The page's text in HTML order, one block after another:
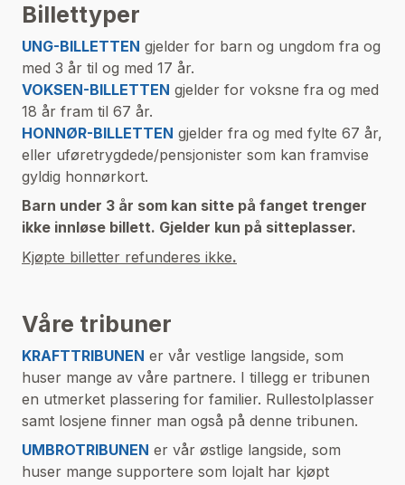
Billettyper
UNG-BILLETTEN gjelder for barn og ungdom fra og
med 3 år til og med 17 år.
VOKSEN-BILLETTEN gjelder for voksne fra og med
18 år fram til 67 år.
HONNØR-BILLETTEN gjelder fra og med fylte 67 år,
eller uføretrygdede/pensjonister som kan framvise
gyldig honnørkort.
Barn under 3 år som kan sitte på fanget trenger
ikke innløse billett. Gjelder kun på sitteplasser.
Kjøpte billetter refunderes ikke.
Våre tribuner
KRAFTTRIBUNEN er vår vestlige langside, som
huser mange av våre partnere. I tillegg er tribunen
en utmerket plassering for familier. Rullestolplasser
samt losjene finner man også på denne tribunen.
UMBROTRIBUNEN er vår østlige langside, som
huser mange supportere som lojalt har kjøpt